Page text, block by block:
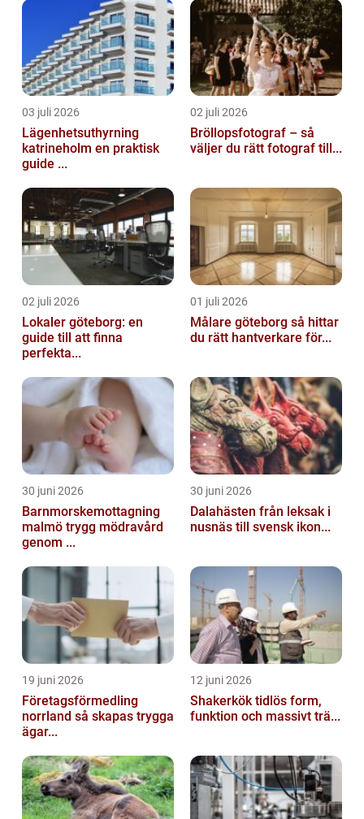
03 juli 2026
Lägenhetsuthyrning
katrineholm en praktisk
guide ...
02 juli 2026
Bröllopsfotograf – så
väljer du rätt fotograf till...
02 juli 2026
Lokaler göteborg: en
guide till att finna
perfekta...
01 juli 2026
Målare göteborg så hittar
du rätt hantverkare för...
30 juni 2026
Barnmorskemottagning
malmö trygg mödravård
genom ...
30 juni 2026
Dalahästen från leksak i
nusnäs till svensk ikon...
19 juni 2026
Företagsförmedling
norrland så skapas trygga
ägar...
12 juni 2026
Shakerkök tidlös form,
funktion och massivt trä...